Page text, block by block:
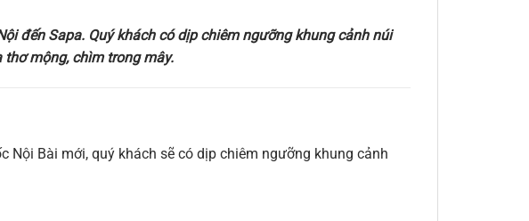
đến Sapa. Quý khách có dịp chiêm ngưỡng khung cảnh núi
mộng, chìm trong mây.
Nội Bài mới, quý khách sẽ có dịp chiêm ngưỡng khung cảnh